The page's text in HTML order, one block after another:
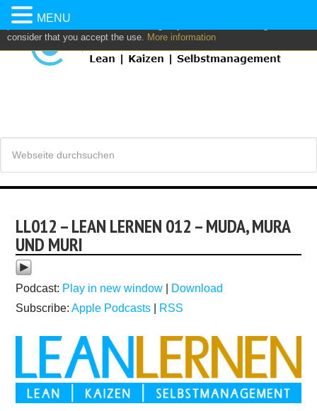
This website uses own and/or third parties cookies to: analyze,
personalize content and/or advertising. If you continue browsing, we
consider that you accept the use. More information
LL012 – LEAN LERNEN 012 – MUDA, MURA
UND MURI
Podcast: Play in new window
Download
Subscribe:Apple Podcasts RSS
MENU